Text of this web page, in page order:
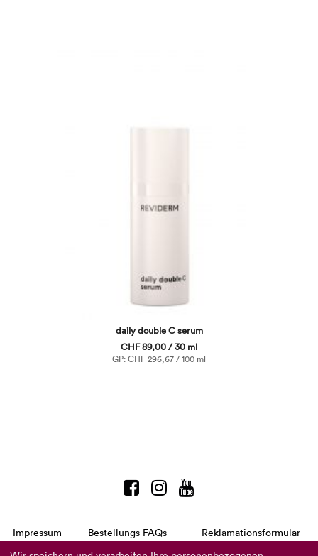
daily double C serum
CHF 89,00 / 30 ml
GP: CHF 296,67 / 100 ml
Impressum Bestellungs FAQs
Reklamationsformular
AGB
Datenschutzerklärung Barrierefreiheitserklärung